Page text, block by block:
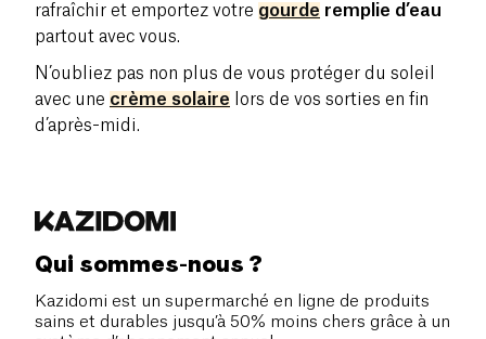
rafraîchir et emportez votre gourde remplie d’eau
partout avec vous.
N’oubliez pas non plus de vous protéger du soleil
avec une crème solaire lors de vos sorties en fin
d’après-midi.
Qui sommes-nous ?
Kazidomi est un supermarché en ligne de produits
sains et durables jusqu’à 50% moins chers grâce à un